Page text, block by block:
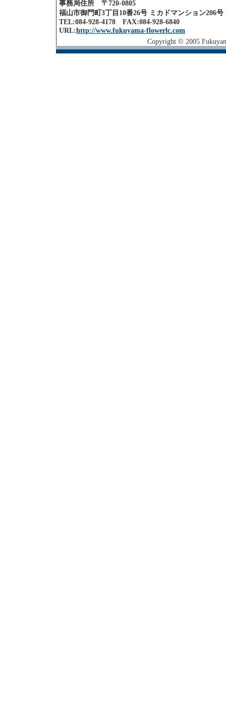
事務局住所 〒720-0805
福山市御門町3丁目10番26号 ミカドマンション206号
TEL:084-928-4178 FAX:084-928-6840
URL:http://www.fukuyama-flowerlc.com
Copyright © 2005